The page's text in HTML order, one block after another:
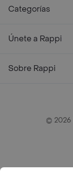
Categorías
Únete a Rappi
Sobre Rappi
© 2026